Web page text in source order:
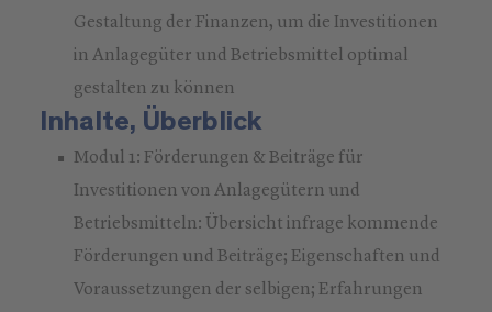
Gestaltung der Finanzen, um die Investitionen
in Anlagegüter und Betriebsmittel optimal
gestalten zu können
Inhalte, Überblick
Modul 1: Förderungen & Beiträge für
Investitionen von Anlagegütern und
Betriebsmitteln: Übersicht infrage kommende
Förderungen und Beiträge; Eigenschaften und
Voraussetzungen der selbigen; Erfahrungen